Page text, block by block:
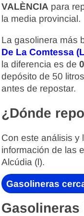
VALÈNCIA para
la media provincial.
La gasolinera más
De La Comtessa
la diferencia es de
depósito de 50
antes de repostar.
¿Dónde
Con este análisis y
información de las
Alcúdia (l).
Gasolineras
Gasolineras